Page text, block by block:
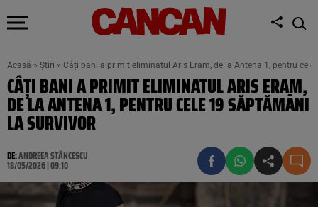
Acasă » Știri » Câți bani a primit eliminatul Aris Eram, de la Antena 1, pentru
CÂȚI BANI A PRIMIT ELIMINATUL ARIS ERAM,
DE LA ANTENA 1, PENTRU CELE 19 SĂPTĂMÂNI
LA SURVIVOR
DE:ANDREEA STĂNCESCU
18/05/2026 | 09:10